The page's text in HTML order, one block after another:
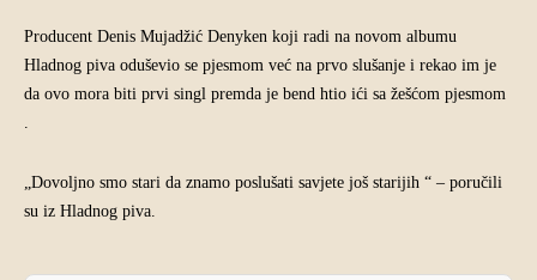
Producent Denis Mujadžić Denyken koji radi na novom albumu
Hladnog piva oduševio se pjesmom već na prvo slušanje i rekao im je
da ovo mora biti prvi singl premda je bend htio ići sa žešćom pjesmom
.
„Dovoljno smo stari da znamo poslušati savjete još starijih “ – poručili
su iz Hladnog piva.